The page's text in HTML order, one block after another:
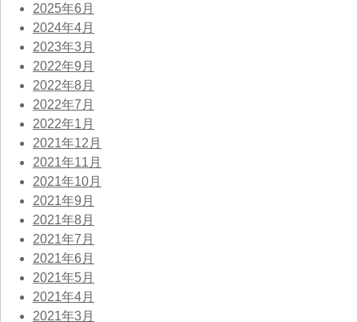
2025年6月
2024年4月
2023年3月
2022年9月
2022年8月
2022年7月
2022年1月
2021年12月
2021年11月
2021年10月
2021年9月
2021年8月
2021年7月
2021年6月
2021年5月
2021年4月
2021年3月